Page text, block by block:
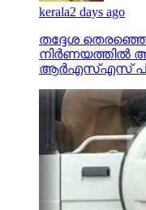
kerala2 days ago
തദ്ദേശ
നിര്‍ണയത്തില്‍
ആര്‍എസ്എസ്